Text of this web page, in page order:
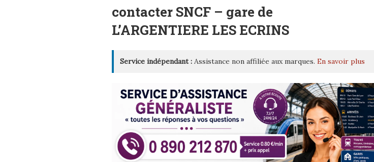
contacter SNCF – gare de
L’ARGENTIERE LES ECRINS
Service indépendant : Assistance non affiliée aux marques. En savoir plus